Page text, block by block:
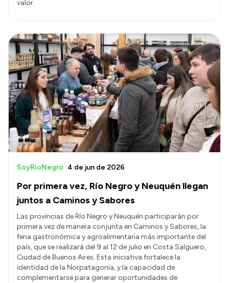
valor.
Por primera vez, Río Negro y Neuquén llegan
juntos a Caminos y Sabores
SoyRioNegro 4 de jun de 2026
Las provincias de Río Negro y Neuquén participarán por
primera vez de manera conjunta en Caminos y Sabores, la
feria gastronómica y agroalimentaria más importante del
país, que se realizará del 9 al 12 de julio en Costa Salguero,
Ciudad de Buenos Aires. Esta iniciativa fortalece la
identidad de la Norpatagonia, y la capacidad de
complementarse para generar oportunidades de